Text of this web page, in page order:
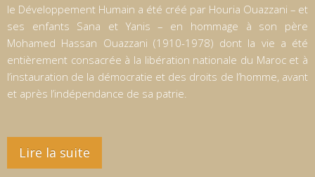
le Développement Humain a été créé par Houria Ouazzani – et
ses enfants Sana et Yanis – en hommage à son père
Mohamed Hassan Ouazzani (1910-1978) dont la vie a été
entièrement consacrée à la libération nationale du Maroc et à
l’instauration de la démocratie et des droits de l’homme, avant
et après l’indépendance de sa patrie.
Lire la suite